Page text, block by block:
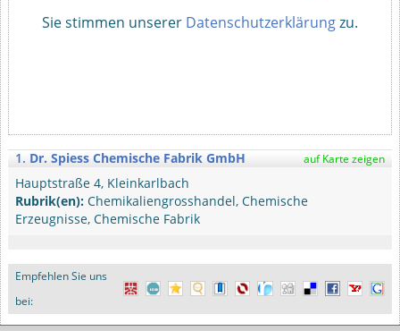
Sie stimmen unserer Datenschutzerklärungzu.
1. Dr. Spiess Chemische Fabrik GmbH auf Karte zeigen
Hauptstraße 4, Kleinkarlbach
Rubrik(en): Chemikaliengrosshandel, Chemische
Erzeugnisse, Chemische Fabrik
Empfehlen Sie uns
bei: